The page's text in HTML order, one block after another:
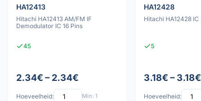
HA12413
Hitachi HA12413 AM/FM IF
Demodulator IC 16 Pins
45
2.34€ – 2.34€
Hoeveelheid: Min: 1
HA12428
Hitachi HA12428 IC
5
3.18€ – 3.18€
Hoeveelheid: